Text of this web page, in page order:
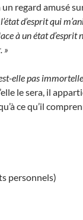
regard amusé
d’esprit qui
à un état d’esprit
»
elle pas immortelle
le sera, il
ce qu’il
personnels)